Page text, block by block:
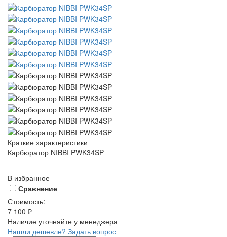
Краткие характеристики
Карбюратор NIBBI PWK34SP
В избранное
Сравнение
Стоимость:
7 100 ₽
Наличие уточняйте у менеджера
Нашли дешевле? Задать вопрос